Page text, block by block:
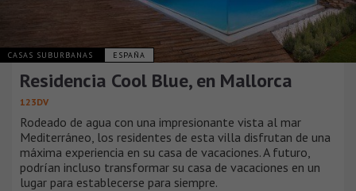
CASAS SUBURBANAS ESPAÑA
Residencia Cool Blue, en Mallorca
123DV
Rodeado de agua con una impresionante vista al mar
Mediterráneo, los residentes de esta villa disfrutan de una
máxima experiencia en su casa de vacaciones. A futuro,
podrían incluso transformar su casa de vacaciones en un
lugar para establecerse para siempre.